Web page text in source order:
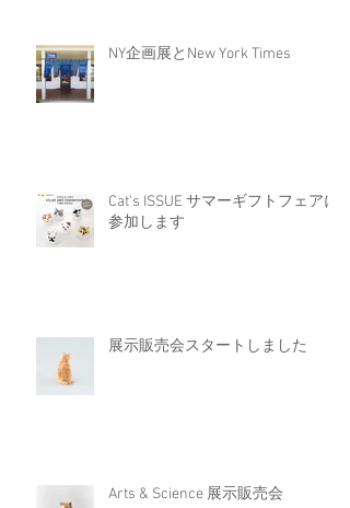
NY企画展とNew York Times
Cat's ISSUE サマーギフトフェアに
参加します
展示販売会スタートしました
Arts & Science 展示販売会